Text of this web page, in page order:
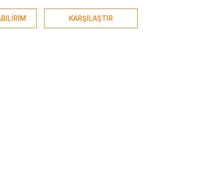
KARŞILAŞTIR